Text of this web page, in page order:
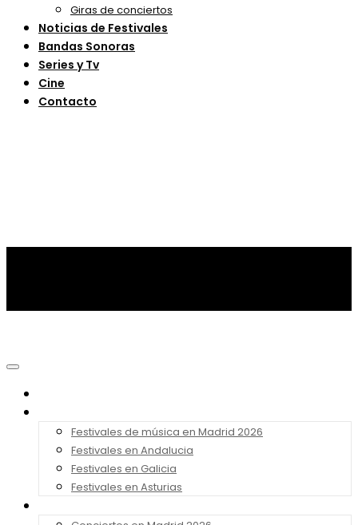
Giras de conciertos
Noticias de Festivales
Bandas Sonoras
Series y Tv
Cine
Contacto
Festivales de música en Madrid 2026
Festivales en Andalucia
Festivales en Galicia
Festivales en Asturias